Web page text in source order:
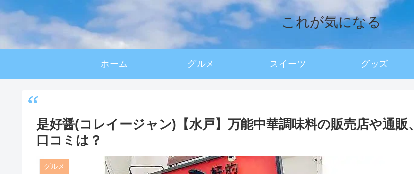
これが気になる
ホーム グルメ スイーツ グッズ
是好醤(コレイージャン)【水戸】万能中華調味料の販売店や通販、
口コミは？
グルメ